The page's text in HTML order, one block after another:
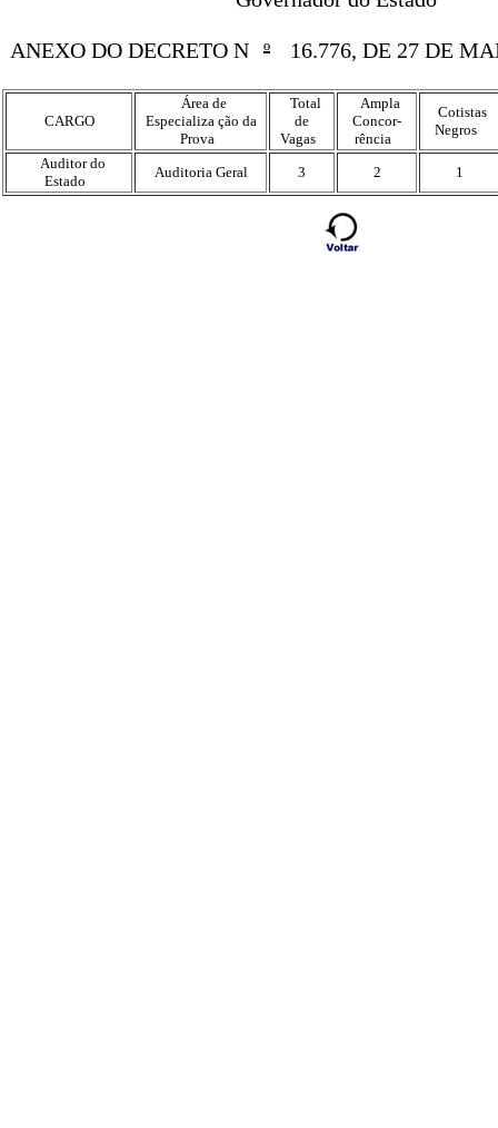
ANEXO DO DECRETO N º 16.776, DE 27 DE
CARGO
Área de
Especializa ção da
Prova
Total
de
Vagas
Ampla
Concor-
rência
Cotistas
Negros
Auditor do
Estado
Auditoria Geral 3 2 1